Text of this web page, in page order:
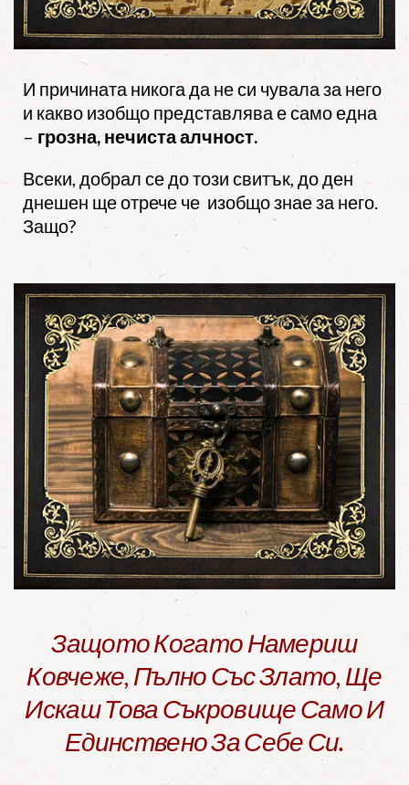
И причината никога да не си чувала за него
и какво изобщо представлява е само една
– грозна, нечиста алчност.
Всеки, добрал се до този свитък, до ден
днешен ще отрече че изобщо знае за него.
Защо?
Защото Когато Намериш
Ковчеже, Пълно Със Злато, Ще
Искаш Това Съкровище Само И
Единствено За Себе Си.